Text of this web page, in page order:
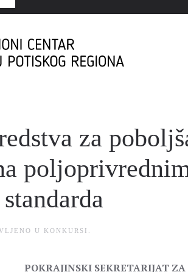
za
U KONKURSI
POKRAJINSKI SEKRETARIJAT